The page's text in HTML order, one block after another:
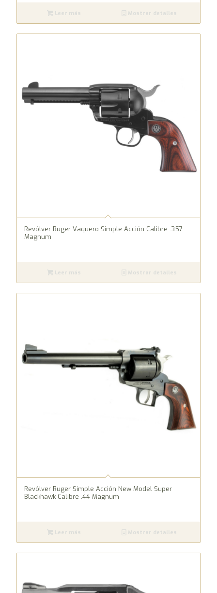
Leer más Mostrar detalles
Revólver Ruger Vaquero Simple Acción Calibre .357
Magnum
Leer más Mostrar detalles
Revólver Ruger Simple Acción New Model Super
Blackhawk Calibre .44 Magnum
Leer más Mostrar detalles